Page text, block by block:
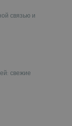
связью и
свежие